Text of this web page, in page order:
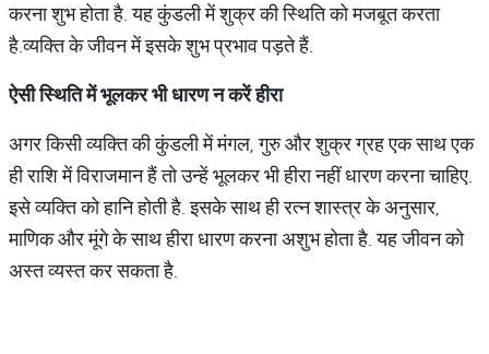
करना शुभ होता है. यह कुंडली में शुक्र की स्थिति को मजबूत करता
है.व्यक्ति के जीवन में इसके शुभ प्रभाव पड़ते हैं.
ऐसीस्थितिमेंभूलकरभीधारणनकरेंहीरा
अगर किसी व्यक्ति की कुंडली में मंगल, गुरु और शुक्र ग्रह एक साथ एक
ही राशि में विराजमान हैं तो उन्हें भूलकर भी हीरा नहीं धारण करना चाहिए.
इसे व्यक्ति को हानि होती है. इसके साथ ही रत्न शास्त्र के अनुसार,
माणिक और मूंगे के साथ हीरा धारण करना अशुभ होता है. यह जीवन को
अस्त व्यस्त कर सकता है.